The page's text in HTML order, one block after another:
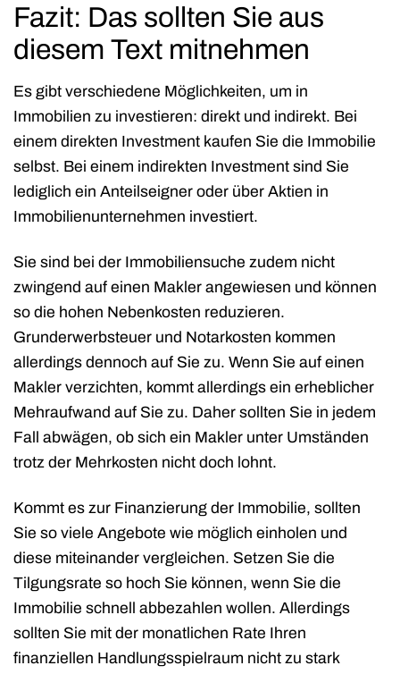
Fazit: Das sollten Sie aus
diesem Text mitnehmen
Es gibt verschiedene Möglichkeiten, um in
Immobilien zu investieren: direkt und indirekt. Bei
einem direkten Investment kaufen Sie die Immobilie
selbst. Bei einem indirekten Investment sind Sie
lediglich ein Anteilseigner oder über Aktien in
Immobilienunternehmen investiert.
Sie sind bei der Immobiliensuche zudem nicht
zwingend auf einen Makler angewiesen und können
so die hohen Nebenkosten reduzieren.
Grunderwerbsteuer und Notarkosten kommen
allerdings dennoch auf Sie zu. Wenn Sie auf einen
Makler verzichten, kommt allerdings ein erheblicher
Mehraufwand auf Sie zu. Daher sollten Sie in jedem
Fall abwägen, ob sich ein Makler unter Umständen
trotz der Mehrkosten nicht doch lohnt.
Kommt es zur Finanzierung der Immobilie, sollten
Sie so viele Angebote wie möglich einholen und
diese miteinander vergleichen. Setzen Sie die
Tilgungsrate so hoch Sie können, wenn Sie die
Immobilie schnell abbezahlen wollen. Allerdings
sollten Sie mit der monatlichen Rate Ihren
finanziellen Handlungsspielraum nicht zu stark